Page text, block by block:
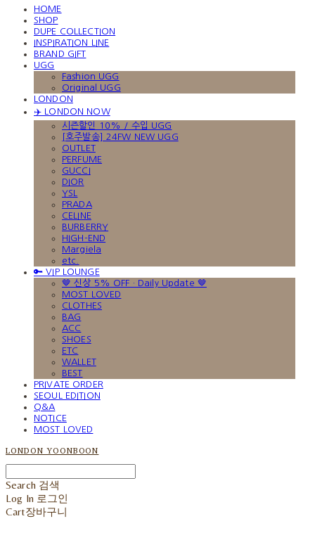
HOME
SHOP
DUPE COLLECTION
INSPIRATION LINE
BRAND GIFT
UGG
Fashion UGG
Original UGG
LONDON
✈️ LONDON NOW
시즌할인 10% / 수입 UGG
[호주발송] 24FW NEW UGG
OUTLET
PERFUME
GUCCI
DIOR
YSL
PRADA
CELINE
BURBERRY
HIGH-END
Margiela
etc.
🔑 VIP LOUNGE
🤎 신상 5% OFF · Daily Update 🤎
MOST LOVED
CLOTHES
BAG
ACC
SHOES
ETC
WALLET
BEST
PRIVATE ORDER
SEOUL EDITION
Q&A
NOTICE
MOST LOVED
LONDON YOONBOON
Search 검색
Log In 로그인
Cart장바구니